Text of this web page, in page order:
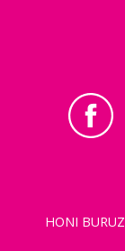
HONI BURUZ